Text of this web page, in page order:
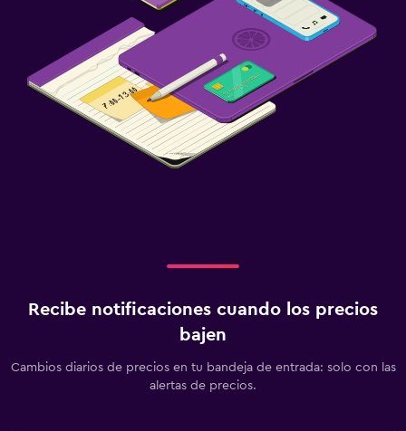
Recibe notificaciones cuando los precios
bajen
Cambios diarios de precios en tu bandeja de entrada: solo con las
alertas de precios.